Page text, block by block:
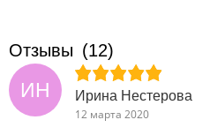
Отзывы (12)
ИН
Ирина Нестерова
12 марта 2020